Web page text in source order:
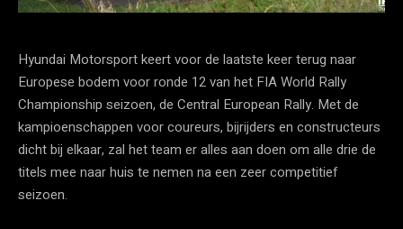
Hyundai Motorsport keert voor de laatste keer terug naar
Europese bodem voor ronde 12 van het FIA World Rally
Championship seizoen, de Central European Rally. Met de
kampioenschappen voor coureurs, bijrijders en constructeurs
dicht bij elkaar, zal het team er alles aan doen om alle drie de
titels mee naar huis te nemen na een zeer competitief
seizoen.